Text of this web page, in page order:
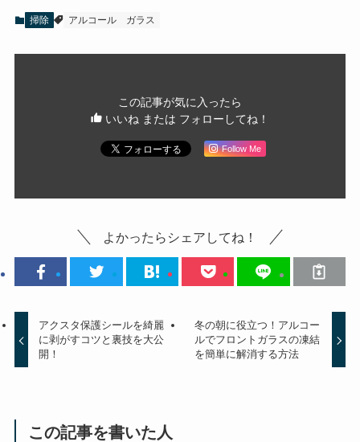
掃除 アルコール ガラス
この記事が気に入ったら
いいね または フォローしてね！
Follow Me
よかったらシェアしてね！
アクスタ保護シールを綺麗
に剥がすコツと裏技を大公
開！
冬の朝に役立つ！アルコー
ルでフロントガラスの凍結
を簡単に解消する方法
この記事を書いた人